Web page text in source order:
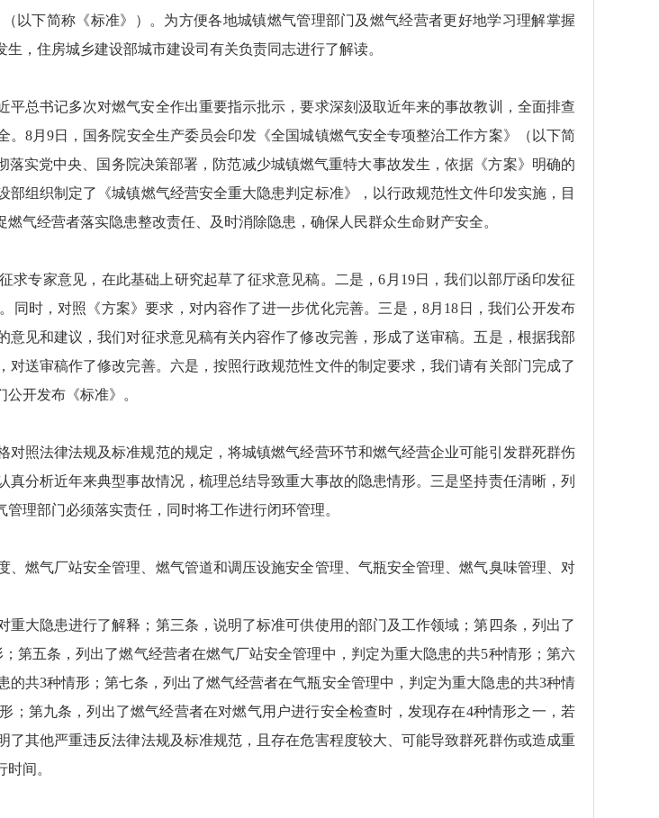
以下简称《标准》）。为方便各地城镇燃气管理部门及燃气经营者更好地学习理解掌握
，住房城乡建设部城市建设司有关负责同志进行了解读。
总书记多次对燃气安全作出重要指示批示，要求深刻汲取近年来的事故教训，全面排查
8月9日，国务院安全生产委员会印发《全国城镇燃气安全专项整治工作方案》（以下简
实党中央、国务院决策部署，防范减少城镇燃气重特大事故发生，依据《方案》明确的
组织制定了《城镇燃气经营安全重大隐患判定标准》，以行政规范性文件印发实施，目
气经营者落实隐患整改责任、及时消除隐患，确保人民群众生命财产安全。
专家意见，在此基础上研究起草了征求意见稿。二是，6月19日，我们以部厅函印发征
时，对照《方案》要求，对内容作了进一步优化完善。三是，8月18日，我们公开发布
见和建议，我们对征求意见稿有关内容作了修改完善，形成了送审稿。五是，根据我部
送审稿作了修改完善。六是，按照行政规范性文件的制定要求，我们请有关部门完成了
开发布《标准》。
照法律法规及标准规范的规定，将城镇燃气经营环节和燃气经营企业可能引发群死群伤
分析近年来典型事故情况，梳理总结导致重大事故的隐患情形。三是坚持责任清晰，列
理部门必须落实责任，同时将工作进行闭环管理。
燃气厂站安全管理、燃气管道和调压设施安全管理、气瓶安全管理、燃气臭味管理、对
大隐患进行了解释；第三条，说明了标准可供使用的部门及工作领域；第四条，列出了
第五条，列出了燃气经营者在燃气厂站安全管理中，判定为重大隐患的共5种情形；第六
共3种情形；第七条，列出了燃气经营者在气瓶安全管理中，判定为重大隐患的共3种情
第九条，列出了燃气经营者在对燃气用户进行安全检查时，发现存在4种情形之一，若
其他严重违反法律法规及标准规范，且存在危害程度较大、可能导致群死群伤或造成重
间。